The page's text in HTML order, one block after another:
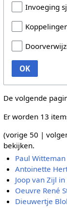
Invoeging
OK
De volgende
Er worden 13
(vorige 50 |
bekijken.
Paul
Antoinette
Joop van Zijl
Oeuvre René
Dieuwertje